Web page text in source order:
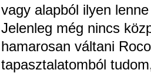
vagy alapból ilyen
Jelenleg még nincs
hamarosan váltani
tapasztalatomból